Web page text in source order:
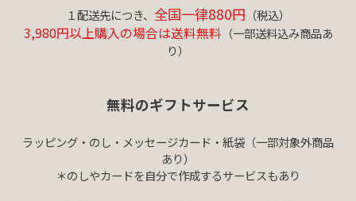
１配送先につき、 全国一律880円 （税込）
3,980円以上購入の場合は送料無料 （一部送料込み商品あ
り）
無料のギフトサービス
ラッピング・のし・メッセージカード・紙袋（一部対象外商品
あり）
＊のしやカードを自分で作成するサービスもあり